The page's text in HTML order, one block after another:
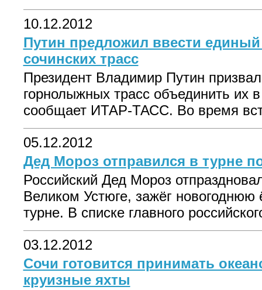
10.12.2012
Путин предложил ввести единый
сочинских трасс
Президент Владимир Путин
горнолыжных трасс объединить их
сообщает ИТАР-ТАСС. Во время
05.12.2012
Дед Мороз отправился в турне
Российский Дед Мороз
Великом Устюге, зажёг новогоднюю
турне. В списке главного
03.12.2012
Сочи готовится принимать
круизные яхты